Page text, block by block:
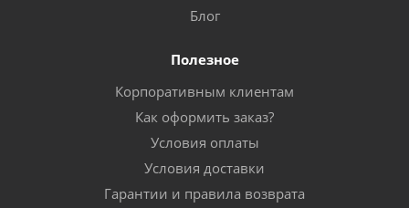
Блог
Полезное
Корпоративным клиентам
Как оформить заказ?
Условия оплаты
Условия доставки
Гарантии и правила возврата